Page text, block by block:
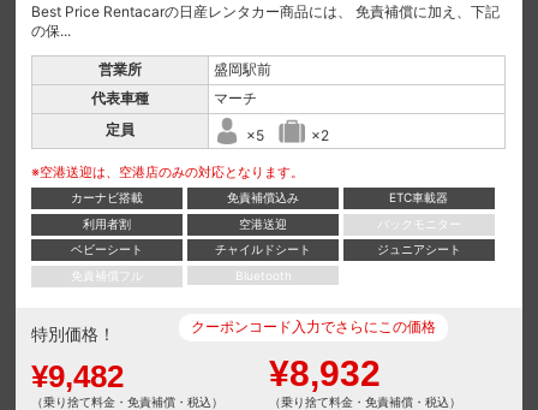
Best Price Rentacarの日産レンタカー商品には、 免責補償に加え、下記
の保...
営業所
盛岡駅前
代表車種
マーチ
定員
×5 ×2
※空港送迎は、空港店のみの対応となります。
カーナビ搭載 免責補償込み
ETC車載器
利用者割
空港送迎
バックモニター
ベビーシート
チャイルドシート
ジュニアシート
免責補償フル
Bluetooth
特別価格！
¥9,482
（乗り捨て料金・免責補償・税込）
クーポンコード入力でさらにこの価格
¥8,932
（乗り捨て料金・免責補償・税込）